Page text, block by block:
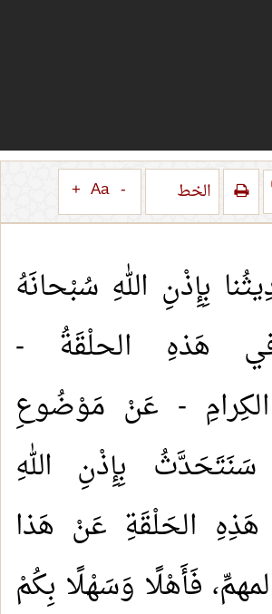
الخط -
Aa
+
بِإِذْنِ اللهِ سُبْحانَهُ
هَذهِ الحلْقَةُ -
الكِرامِ - عَنْ مَوْضُوعِ
سَنَتَحَدَّثُ بِإِذْنِ اللهِ
الحَلْقَةِ عَنْ هَذا
فَأَهْلًا وَسَهْلًا بِكُمْ